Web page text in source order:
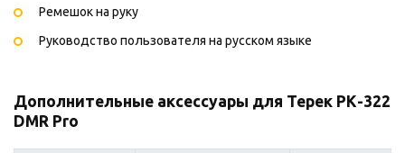
Ремешок на руку
Руководство пользователя на русском языке
Дополнительные аксессуары для Терек РК-322
DMR Pro